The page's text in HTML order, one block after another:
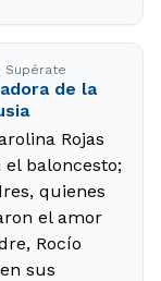
Supérate
de la
Rojas
baloncesto;
quienes
el amor
Rocío
sus